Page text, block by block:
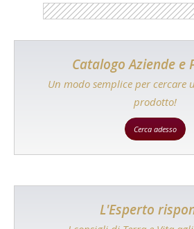
Catalogo Aziende e
Un modo semplice per cercare
prodotto!
Cerca adesso
L'Esperto